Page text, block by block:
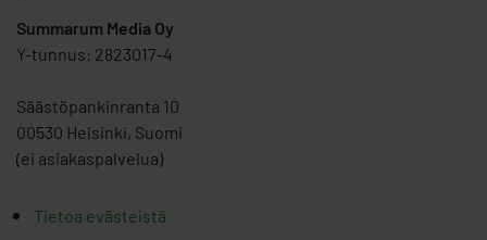
Summarum Media Oy
Y-tunnus: 2823017-4
Säästöpankinranta 10
00530 Helsinki, Suomi
(ei asiakaspalvelua)
Tietoa evästeistä